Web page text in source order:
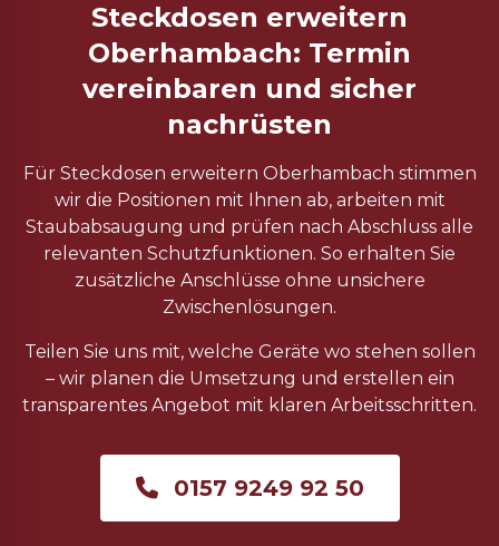
Steckdosen erweitern
Oberhambach: Termin
vereinbaren und sicher
nachrüsten
Für Steckdosen erweitern Oberhambach stimmen
wir die Positionen mit Ihnen ab, arbeiten mit
Staubabsaugung und prüfen nach Abschluss alle
relevanten Schutzfunktionen. So erhalten Sie
zusätzliche Anschlüsse ohne unsichere
Zwischenlösungen.
Teilen Sie uns mit, welche Geräte wo stehen sollen
– wir planen die Umsetzung und erstellen ein
transparentes Angebot mit klaren Arbeitsschritten.
0157 9249 92 50